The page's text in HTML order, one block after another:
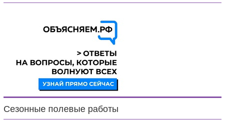
Сезонные полевые работы